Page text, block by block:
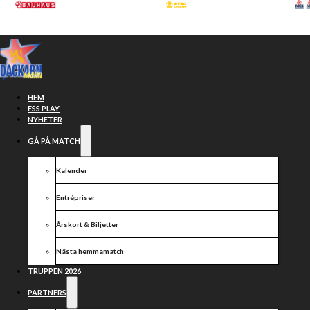
Hoppa till huvudinnehåll
HEM
ESS PLAY
NYHETER
GÅ PÅ MATCH
Kalender
Entrépriser
Årskort & Biljetter
Nästa hemmamatch
TRUPPEN 2026
PARTNERS
Van Dyck är